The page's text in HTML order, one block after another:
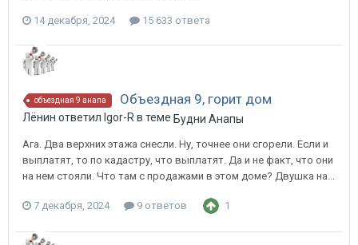
14 декабря, 2024 15 633 ответа
объездная 9 анапа Объездная 9, горит дом
Лёнин ответил Igor-R в теме Будни Анапы
Ага. Два верхних этажа снесли. Ну, точнее они сгорели. Если и
выплатят, то по кадастру, что выплатят. Да и не факт, что они
на нем стояли. Что там с продажами в этом доме? Двушка на...
7 декабря, 2024 9 ответов 1